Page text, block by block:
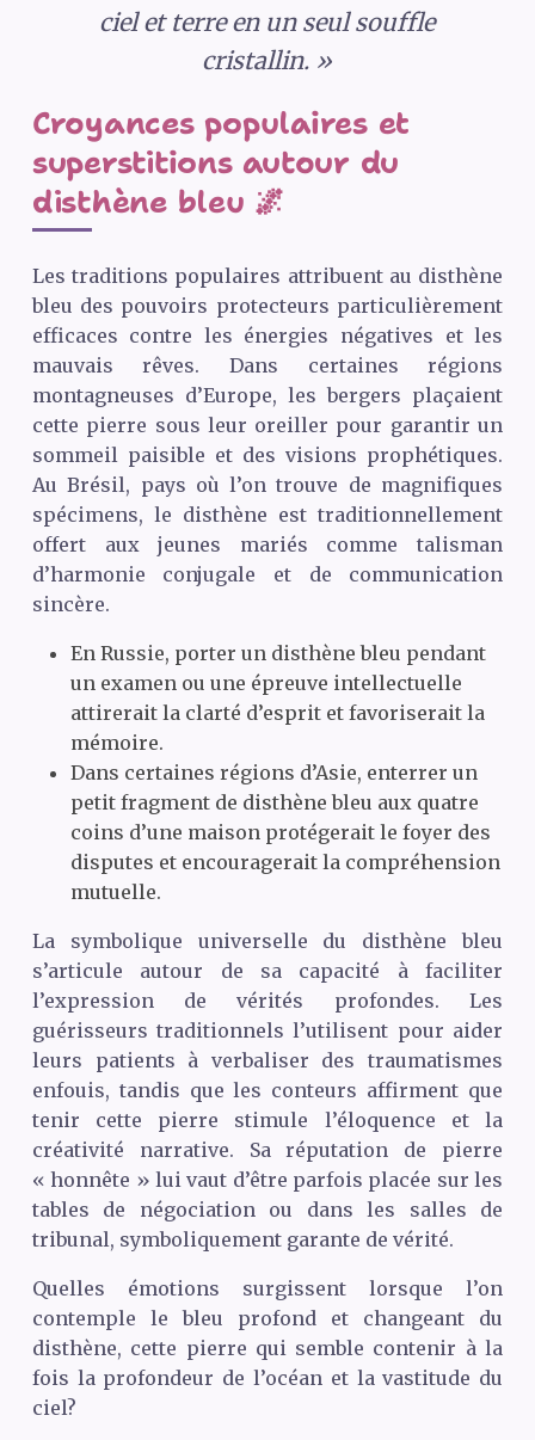
ciel et terre en un seul souffle
cristallin. »
Croyances populaires et
superstitions autour du
disthène bleu 🌌
Les traditions populaires attribuent au disthène
bleu des pouvoirs protecteurs particulièrement
efficaces contre les énergies négatives et les
mauvais rêves. Dans certaines régions
montagneuses d’Europe, les bergers plaçaient
cette pierre sous leur oreiller pour garantir un
sommeil paisible et des visions prophétiques.
Au Brésil, pays où l’on trouve de magnifiques
spécimens, le disthène est traditionnellement
offert aux jeunes mariés comme talisman
d’harmonie conjugale et de communication
sincère.
En Russie, porter un disthène bleu pendant
un examen ou une épreuve intellectuelle
attirerait la clarté d’esprit et favoriserait la
mémoire.
Dans certaines régions d’Asie, enterrer un
petit fragment de disthène bleu aux quatre
coins d’une maison protégerait le foyer des
disputes et encouragerait la compréhension
mutuelle.
La symbolique universelle du disthène bleu
s’articule autour de sa capacité à faciliter
l’expression de vérités profondes. Les
guérisseurs traditionnels l’utilisent pour aider
leurs patients à verbaliser des traumatismes
enfouis, tandis que les conteurs affirment que
tenir cette pierre stimule l’éloquence et la
créativité narrative. Sa réputation de pierre
« honnête » lui vaut d’être parfois placée sur les
tables de négociation ou dans les salles de
tribunal, symboliquement garante de vérité.
Quelles émotions surgissent lorsque l’on
contemple le bleu profond et changeant du
disthène, cette pierre qui semble contenir à la
fois la profondeur de l’océan et la vastitude du
ciel?